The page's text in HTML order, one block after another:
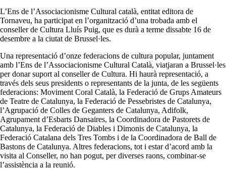
L’Ens de l’Associacionisme Cultural català, entitat editora de
Tornaveu, ha participat en l’organització d’una trobada amb el
conseller de Cultura Lluís Puig, que es durà a terme dissabte 16 de
desembre a la ciutat de Brussel·les.
Una representació d’onze federacions de cultura popular, juntament
amb l’Ens de l’Associacionisme Cultural Català, viatjaran a Brussel·les
per donar suport al conseller de Cultura. Hi haurà representació, a
través dels seus presidents o representants de la junta, de les següents
federacions: Moviment Coral Català, la Federació de Grups Amateurs
de Teatre de Catalunya, la Federació de Pessebristes de Catalunya,
l’Agrupació de Colles de Geganters de Catalunya, Adifolk,
Agrupament d’Esbarts Dansaires, la Coordinadora de Pastorets de
Catalunya, la Federació de Diables i Dimonis de Catalunya, la
Federació Catalana dels Tres Tombs i de la Coordinadora de Ball de
Bastons de Catalunya. Altres federacions, tot i estar d’acord amb la
visita al Conseller, no han pogut, per diverses raons, combinar-se
l’assistència a la reunió.